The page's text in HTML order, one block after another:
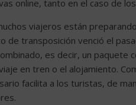
online, tanto en el caso de
viajeros están
de transposición venció el
es decir, un
en tren o el alojamiento.
facilita a los turistas, de